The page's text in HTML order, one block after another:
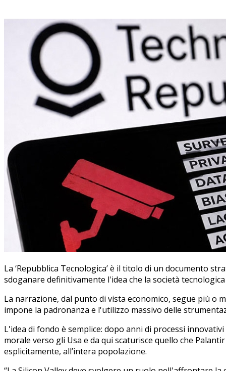
La ‘Repubblica Tecnologica’ è il titolo di un documento
sdoganare definitivamente l'idea che la società
La narrazione, dal punto di vista economico, segue più o
impone la padronanza e l'utilizzo massivo delle
L'idea di fondo è semplice: dopo anni di processi
morale verso gli Usa e da qui scaturisce quello che
esplicitamente, all’intera popolazione.